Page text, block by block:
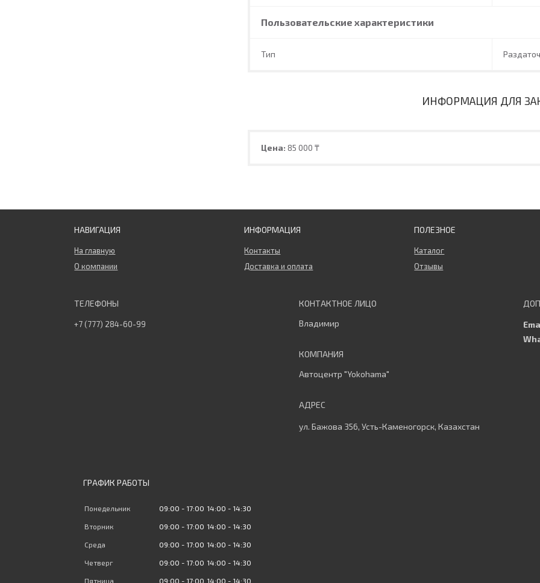
Пользовательские характеристики
Тип
ИНФОРМАЦИЯ ДЛЯ
Цена: 85 000 ₸
НАВИГАЦИЯ
На главную
О компании
ИНФОРМАЦИЯ
Контакты
Доставка и оплата
ПОЛЕЗНОЕ
Каталог
Отзывы
+7 (777) 284-60-99 Владимир
Автоцентр "Yokohama"
ул. Бажова 356, Усть-Каменогорск, Казахстан
ГРАФИК РАБОТЫ
Понедельник 09:00 17:00 14:00 14:30
Вторник 09:00 17:00 14:00 14:30
Среда 09:00 17:00 14:00 14:30
Четверг 09:00 17:00 14:00 14:30
Пятница 09:00 17:00 14:00 14:30